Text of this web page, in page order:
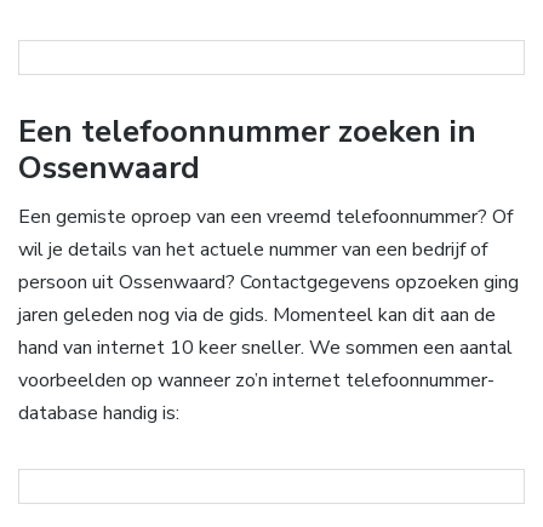
Een telefoonnummer zoeken in
Ossenwaard
Een gemiste oproep van een vreemd telefoonnummer? Of
wil je details van het actuele nummer van een bedrijf of
persoon uit Ossenwaard? Contactgegevens opzoeken ging
jaren geleden nog via de gids. Momenteel kan dit aan de
hand van internet 10 keer sneller. We sommen een aantal
voorbeelden op wanneer zo’n internet telefoonnummer-
database handig is: